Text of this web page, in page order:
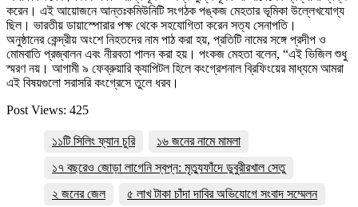
করেন। এই আয়োজনে আন্তঃকমিউনিটি সংগঠক পঙ্কজ মেহতার ভূমিকা উল্লেখযোগ্য
ছিল। ভারতীয় ডায়াস্পোরার পক্ষ থেকে সহযোগিতা করেন সত্য সেনাপতি।
অনুষ্ঠানের কেন্দ্রীয় অংশে নিহতদের নাম পাঠ করা হয়, প্রতিটি নামের সঙ্গে প্রদীপ ও
মোমবাতি প্রজ্বালন এবং নীরবতা পালন করা হয়। পংকজ মেহতা বলেন, “এই ভিজিল শুধু
স্মরণ নয়। আগামী ৯ ফেব্রুয়ারি ক্যাপিটল হিলে কংগ্রেশনাল ব্রিফিংয়ের মাধ্যমে আমরা
এই বিষয়গুলো সরাসরি কংগ্রেসে তুলে ধরব।
Post Views: 425
১১টি সিলিং ফ্যান চুরি
১৬ জনের নামে মামলা
১৭ বছরেও জোড়া লাগেনি স্বপ্ন: মৃত্যুফাঁদে ডুবুরীরখাল সেতু
২ জনের জেল
৫ লাখ টাকা চাঁদা দাবির অভিযোগে সংবাদ সম্মেলন